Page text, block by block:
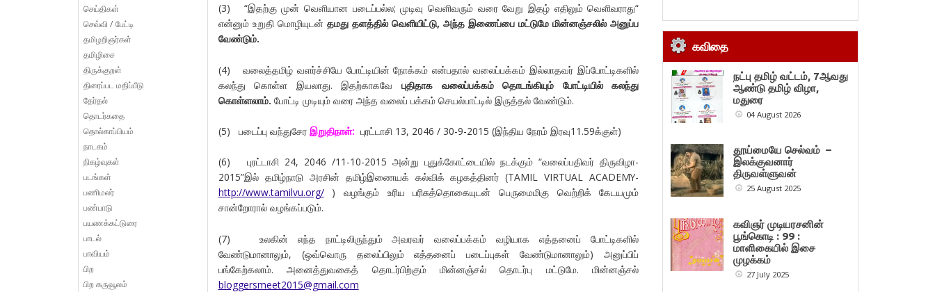
(3) “இதற்கு முன் வெளியான படைப்பல்ல; முடிவு வெளிவரும் வரை வேறு இதழ் எதிலும் வெளிவராது“
என்னும் உறுதி மொழியுடன் தமது தளத்தில் வெளியிட்டு, அந்த இணைப்பை மட்டுமே மின்னஞ்சலில் அனுப்ப
வேண்டும்.
(4) வலைத்தமிழ் வளர்ச்சியே போட்டியின் நோக்கம் என்பதால் வலைப்பக்கம் இல்லாதவர் இப்போட்டிகளில்
கலந்து கொள்ள இயலாது. இதற்காகவே புதிதாக வலைப்பக்கம் தொடங்கியும் போட்டியில் கலந்து
கொள்ளலாம். போட்டி முடியும் வரை அந்த வலைப் பக்கம் செயல்பாட்டில் இருத்தல் வேண்டும்.
(5) படைப்பு வந்துசேர இறுதிநாள்: புரட்டாசி 13, 2046 / 30-9-2015 (இந்திய நேரம் இரவு11.59க்குள்)
(6) புரட்டாசி 24, 2046 /11-10-2015 அன்று புதுக்கோட்டையில் நடக்கும் “வலைப்பதிவர் திருவிழா-
2015”இல் தமிழ்நாடு அரசின் தமிழ்இணையக் கல்விக் கழகத்தினர் (TAMIL VIRTUAL ACADEMY-
http://www.tamilvu.org/) வழங்கும் உரிய பரிசுத்தொகையுடன் பெருமைமிகு வெற்றிக் கேடயமும்
சான்றோரால் வழங்கப்படும்.
(7) உலகின் எந்த நாட்டிலிருந்தும் அவரவர் வலைப்பக்கம் வழியாக எத்தனைப் போட்டிகளில்
வேண்டுமானாலும், (ஒவ்வொரு தலைப்பிலும் எத்தனைப் படைப்புகள் வேண்டுமானாலும்) அனுப்பிப்
பங்கேற்கலாம். அனைத்துவகைத் தொடர்பிற்கும் மின்னஞ்சல் தொடர்பு மட்டுமே. மின்னஞ்சல்
bloggersmeet2015@gmail.com
செய்திகள்
செவ்வி / பேட்டி
தமிழறிஞர்கள்
தமிழிசை
திருக்குறள்
திரைப்பட மதிப்பீடு
தேர்தல்
தொடர்கதை
தொல்காப்பியம்
நாடகம்
நிகழ்வுகள்
படங்கள்
பணிமலர்
பண்பாடு
பயணக்கட்டுரை
பாடல்
பாவியம்
பிற
பிற கருவூலம்
கவிதை
நட்பு தமிழ் வட்டம், 7ஆவது
ஆண்டு தமிழ் விழா,
மதுரை
04 August 2026
தூய்மையே செல்வம் –
இலக்குவனார்
திருவள்ளுவன்
25 August 2025
கவிஞர் முடியரசனின்
பூங்கொடி : 99 :
மாளிகையில் இசை
முழக்கம்
27 July 2025